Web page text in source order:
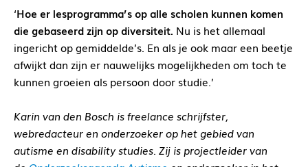
‘Hoe er lesprogramma’s op alle scholen kunnen komen
die gebaseerd zijn op diversiteit. Nu is het allemaal
ingericht op gemiddelde’s. En als je ook maar een beetje
afwijkt dan zijn er nauwelijks mogelijkheden om toch te
kunnen groeien als persoon door studie.’
Karin van den Bosch is freelance schrijfster,
webredacteur en onderzoeker op het gebied van
autisme en disability studies. Zij is projectleider van